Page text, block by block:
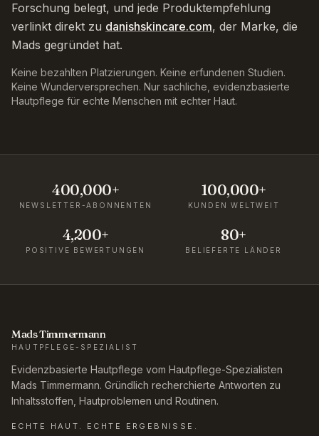
Forschung belegt, und jede Produktempfehlung
verlinkt direkt zu danishskincare.com, der Marke, die
Mads gegründet hat.
Keine bezahlten Platzierungen. Keine erfundenen Studien.
Keine Wunderversprechen. Nur sachliche, evidenzbasierte
Hautpflege für echte Menschen mit echter Haut.
400,000+
NEWSLETTER-ABONNENTEN
100,000+
KUNDEN WELTWEIT
4,200+
POSITIVE BEWERTUNGEN
80+
BELIEFERTE LÄNDER
Mads Timmermann
HAUTPFLEGE-SPEZIALIST
Evidenzbasierte Hautpflege vom Hautpflege-Spezialisten
Mads Timmermann. Gründlich recherchierte Antworten zu
Inhaltsstoffen, Hautproblemen und Routinen.
ECHTE HAUT. ECHTE ERGEBNISSE.